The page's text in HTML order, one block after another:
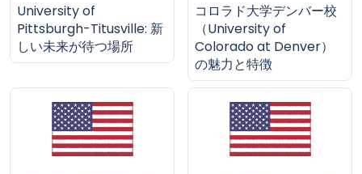
University of
Pittsburgh-Titusville: 新
しい未来が待つ場所
コロラド大学デンバー校
（University of
Colorado at Denver）
の魅力と特徴